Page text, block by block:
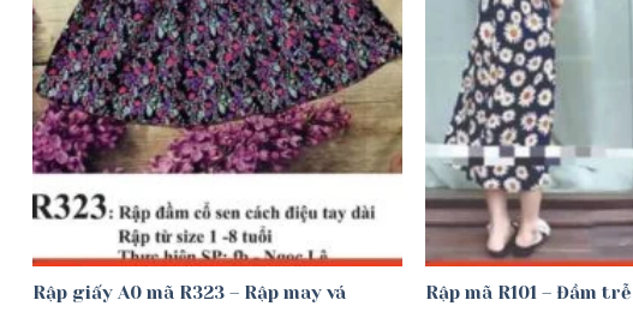
Rập giấy A0 mã R323 – Rập may vá Rập mã R101 – Đầm